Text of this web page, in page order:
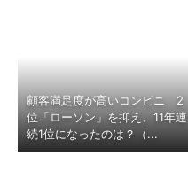
顧客満足度が高いコンビニ 2
位「ローソン」を抑え、11年連
続1位になったのは？（...